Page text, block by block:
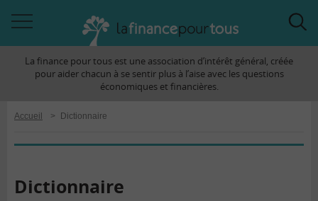
àLa finance pour tous est une association d’intérêt général, créée
pour aider chacun à se sentir plus à l’aise avec les questions
économiques et financières.
Accueil > Dictionnaire
Dictionnaire